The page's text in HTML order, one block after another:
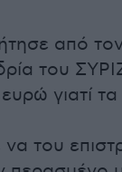
από
του
γιατί
να του